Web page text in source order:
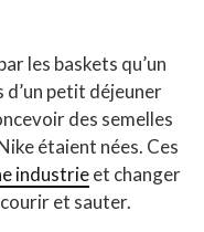
les baskets qu’un
petit déjeuner
des semelles
étaient nées. Ces
industrieet changer
et sauter.